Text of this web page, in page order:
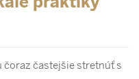
čoraz častejšie stretnúť s